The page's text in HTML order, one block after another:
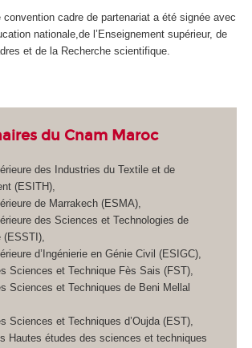
convention cadre de partenariat a été signée avec
nationale,de l’Enseignement supérieur, de
et de la Recherche scientifique.
du Cnam Maroc
des Industries du Textile et de
(ESITH),
de Marrakech (ESMA),
des Sciences et Technologies de
(ESSTI),
d’Ingénierie en Génie Civil (ESIGC),
Sciences et Technique Fès Sais (FST),
Sciences et Techniques de Beni Mellal
Sciences et Techniques d’Oujda (EST),
Hautes études des sciences et techniques